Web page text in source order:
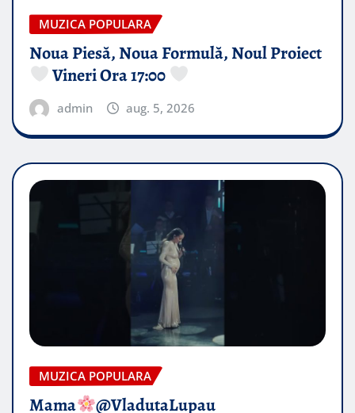
MUZICA POPULARA
Noua Piesă, Noua Formulă, Noul Proiect
Vineri Ora 17:00
admin aug. 5, 2026
MUZICA POPULARA
Mama @VladutaLupau